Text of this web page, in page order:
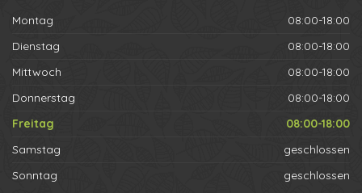
Montag
08:00-18:00
Dienstag
08:00-18:00
Mittwoch
08:00-18:00
Donnerstag
08:00-18:00
Freitag
08:00-18:00
Samstag
geschlossen
Sonntag
geschlossen